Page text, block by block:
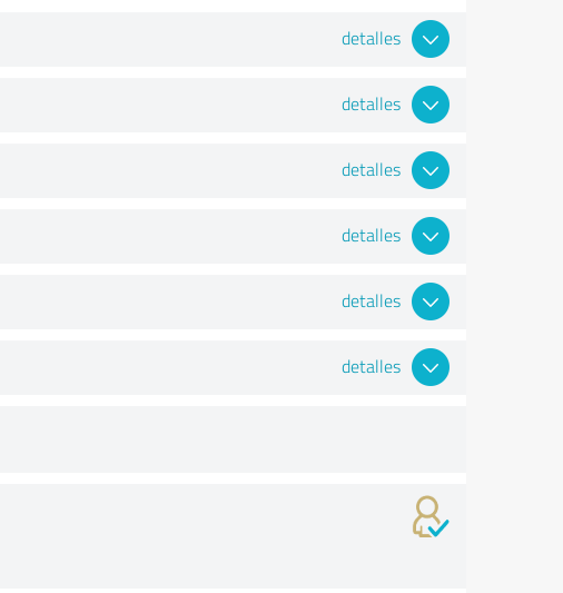
detalles
detalles
detalles
detalles
detalles
detalles